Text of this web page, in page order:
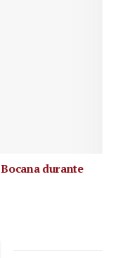
durante